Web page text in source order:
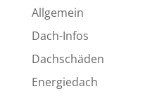
Allgemein
Dach-Infos
Dachschäden
Energiedach